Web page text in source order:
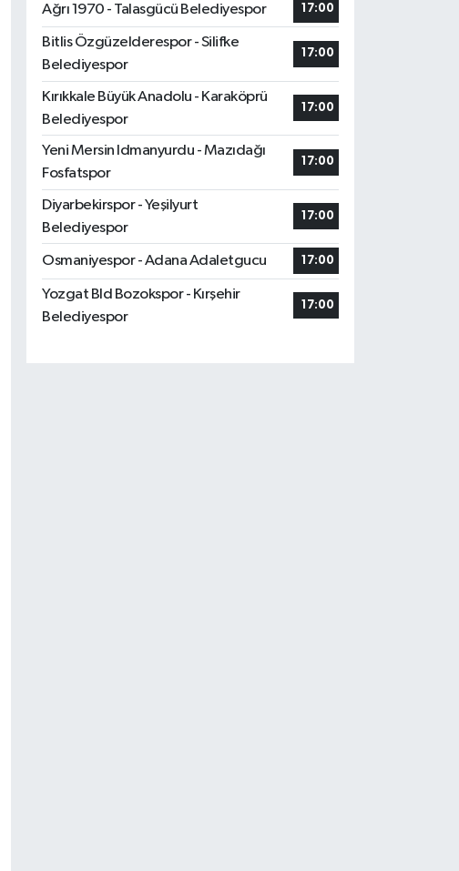
Ağrı 1970 - Talasgücü Belediyespor 17:00
Bitlis Özgüzelderespor - Silifke
Belediyespor
17:00
Kırıkkale Büyük Anadolu - Karaköprü
Belediyespor
17:00
Yeni Mersin Idmanyurdu - Mazıdağı
Fosfatspor
17:00
Diyarbekirspor - Yeşilyurt
Belediyespor
17:00
Osmaniyespor - Adana Adaletgucu 17:00
Yozgat Bld Bozokspor - Kırşehir
Belediyespor
17:00